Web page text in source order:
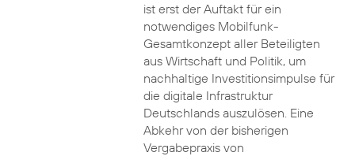
ist erst der Auftakt für ein
notwendiges Mobilfunk-
Gesamtkonzept aller Beteiligten
aus Wirtschaft und Politik, um
nachhaltige Investitionsimpulse für
die digitale Infrastruktur
Deutschlands auszulösen. Eine
Abkehr von der bisherigen
Vergabepraxis von